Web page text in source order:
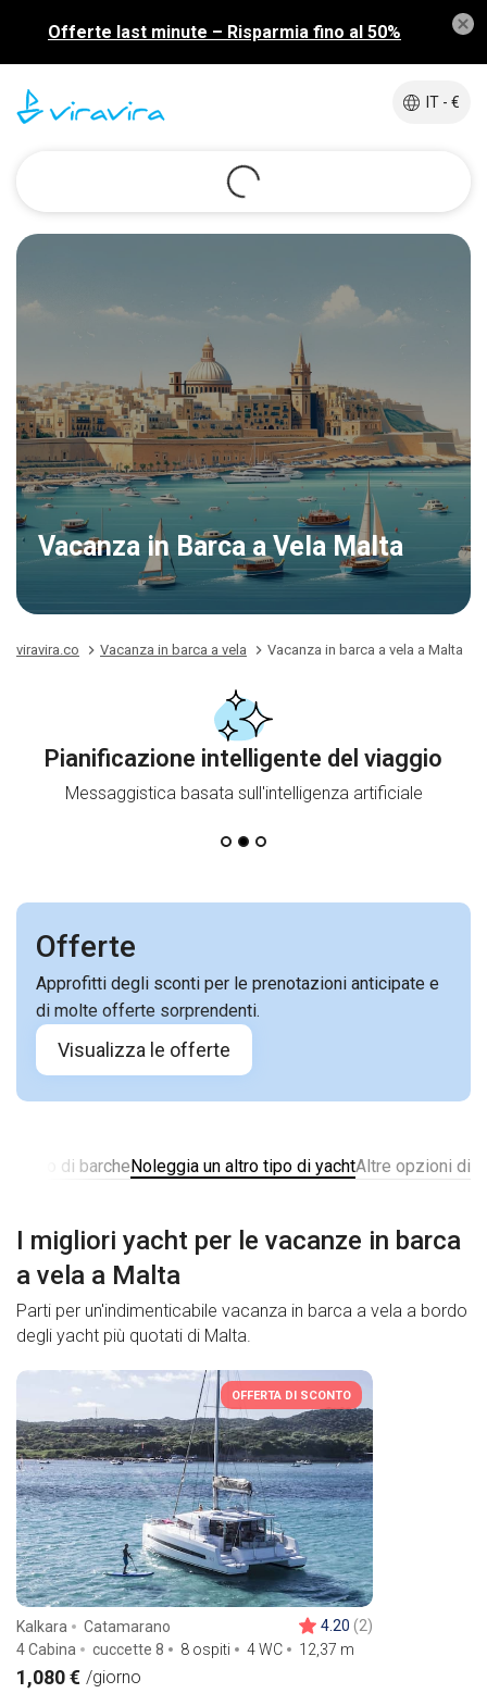
Offerte last minute – Risparmia fino al 50%
IT - €
Vacanza in Barca a Vela Malta
viravira.co Vacanza in barca a vela Vacanza in barca a vela a Malta
Pianificazione intelligente del viaggio
Messaggistica basata sull'intelligenza artificiale
Offerte
Approfitti degli sconti per le prenotazioni anticipate e
di molte offerte sorprendenti.
Visualizza le offerte
di barcheNoleggia un altro tipo di yachtAltre opzioni di
I migliori yacht per le vacanze in barca
a vela a Malta
Parti per un'indimenticabile vacanza in barca a vela a bordo
degli yacht più quotati di Malta.
OFFERTA DI SCONTO
Kalkara
Catamarano
4 Cabina
cuccette 8 8 ospiti 4 WC 12,37 m
1,080 € /giorno
4.20 (2)